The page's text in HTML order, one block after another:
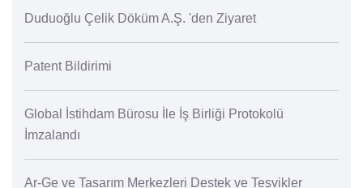
Duduoğlu Çelik Döküm A.Ş. 'den Ziyaret
Patent Bildirimi
Global İstihdam Bürosu İle İş Birliği Protokolü
İmzalandı
Ar-Ge ve Tasarım Merkezleri Destek ve Teşvikler